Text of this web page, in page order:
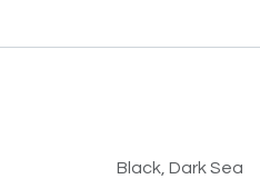
Black Dark Sea